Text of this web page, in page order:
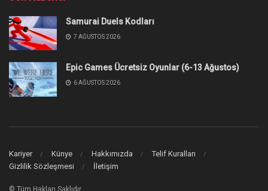
Samurai Duels Kodları
7 AĞUSTOS 2026
Epic Games Ücretsiz Oyunlar (6-13 Ağustos)
6 AĞUSTOS 2026
Kariyer Künye Hakkımızda
Telif Kuralları
Gizlilik Sözleşmesi
İletişim
© Tüm Hakları Saklıdır.